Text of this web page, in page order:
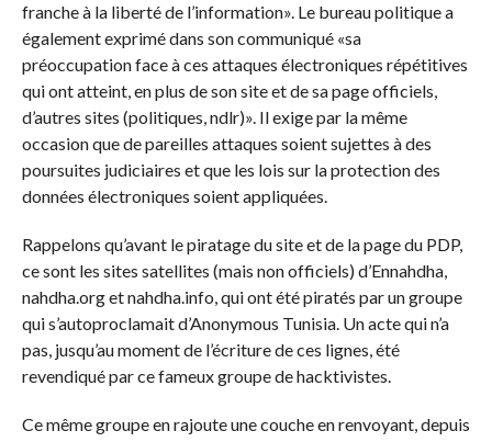
franche à la liberté de l’information». Le bureau politique a
également exprimé dans son communiqué «sa
préoccupation face à ces attaques électroniques répétitives
qui ont atteint, en plus de son site et de sa page officiels,
d’autres sites (politiques, ndlr)». Il exige par la même
occasion que de pareilles attaques soient sujettes à des
poursuites judiciaires et que les lois sur la protection des
données électroniques soient appliquées.
Rappelons qu’avant le piratage du site et de la page du PDP,
ce sont les sites satellites (mais non officiels) d’Ennahdha,
nahdha.org et nahdha.info, qui ont été piratés par un groupe
qui s’autoproclamait d’Anonymous Tunisia. Un acte qui n’a
pas, jusqu’au moment de l’écriture de ces lignes, été
revendiqué par ce fameux groupe de hacktivistes.
Ce même groupe en rajoute une couche en renvoyant, depuis